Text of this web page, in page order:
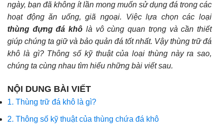
ngày, bạn đã không ít lần mong muốn sử dụng đá trong các
hoạt động ăn uống, giã ngoại. Việc lựa chọn các loại
thùng đựng đá khô là vô cùng quan trọng và cần thiết
giúp chúng ta giữ và bảo quản đá tốt nhất. Vậy thùng trữ đá
khô là gì? Thông số kỹ thuật của loại thùng này ra sao,
chúng ta cùng nhau tìm hiểu những bài viết sau.
NỘI DUNG BÀI VIẾT
1. Thùng trữ đá khô là gì?
2. Thông số kỹ thuật của thùng chứa đá khô